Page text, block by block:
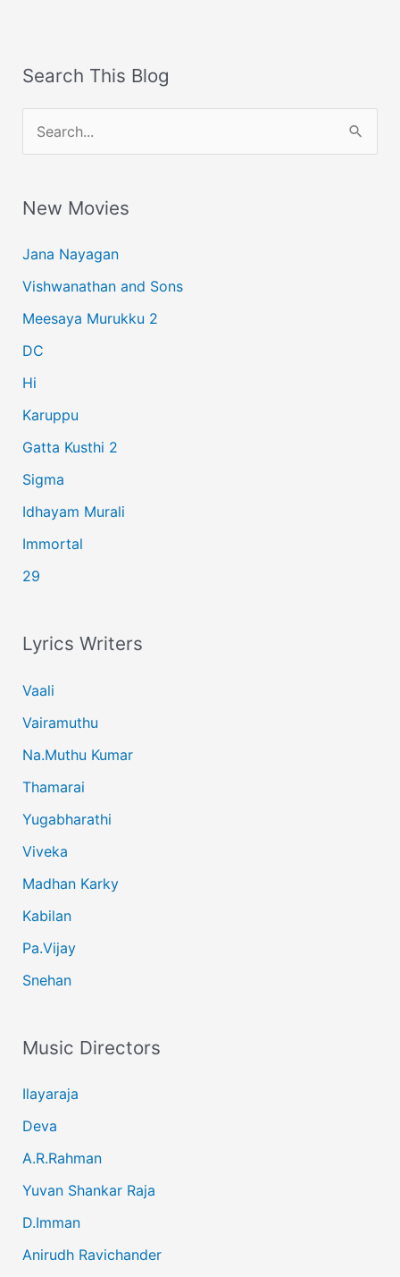
Search This Blog
e
r
h
f
o
r
:
New Movies
Jana Nayagan
Vishwanathan and Sons
Meesaya Murukku 2
DC
Hi
Karuppu
Gatta Kusthi 2
Sigma
Idhayam Murali
Immortal
29
Lyrics Writers
Vaali
Vairamuthu
Na.Muthu Kumar
Thamarai
Yugabharathi
Viveka
Madhan Karky
Kabilan
Pa.Vijay
Snehan
Music Directors
Ilayaraja
Deva
A.R.Rahman
Yuvan Shankar Raja
D.Imman
Anirudh Ravichander